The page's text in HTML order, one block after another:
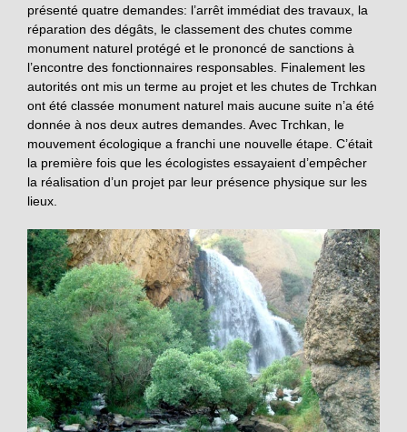
présenté quatre demandes: l’arrêt immédiat des travaux, la
réparation des dégâts, le classement des chutes comme
monument naturel protégé et le prononcé de sanctions à
l’encontre des fonctionnaires responsables. Finalement les
autorités ont mis un terme au projet et les chutes de Trchkan
ont été classée monument naturel mais aucune suite n’a été
donnée à nos deux autres demandes. Avec Trchkan, le
mouvement écologique a franchi une nouvelle étape. C’était
la première fois que les écologistes essayaient d’empêcher
la réalisation d’un projet par leur présence physique sur les
lieux.